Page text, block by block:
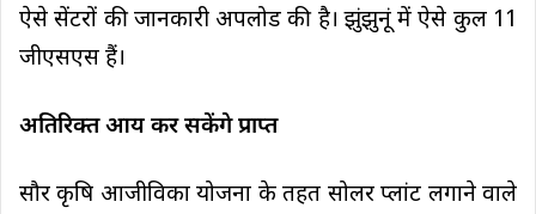
ऐसे सेंटरों की जानकारी अपलोड की है। झुंझुनूं में ऐसे कुल 11
जीएसएस हैं।
अतिरिक्त आय कर सकेंगे प्राप्त
सौर कृषि आजीविका योजना के तहत सोलर प्लांट लगाने वाले